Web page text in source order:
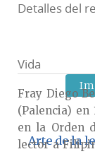
Detalles del
Vida
Fray Diego
(Palencia) en
en la Orden
lector a
Arte de la